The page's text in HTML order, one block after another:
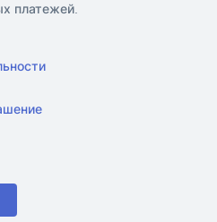
платежей.